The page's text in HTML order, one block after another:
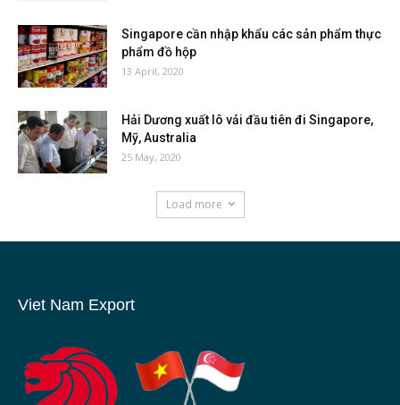
Singapore cần nhập khẩu các sản phẩm thực
phẩm đồ hộp
13 April, 2020
Hải Dương xuất lô vải đầu tiên đi Singapore,
Mỹ, Australia
25 May, 2020
Load more
Viet Nam Export